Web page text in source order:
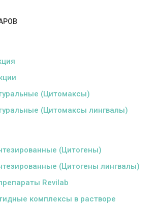
(Цитомаксы)
(Цитомаксы лингвалы)
(Цитогены)
(Цитогены лингвалы)
Revilab
комплексы в растворе